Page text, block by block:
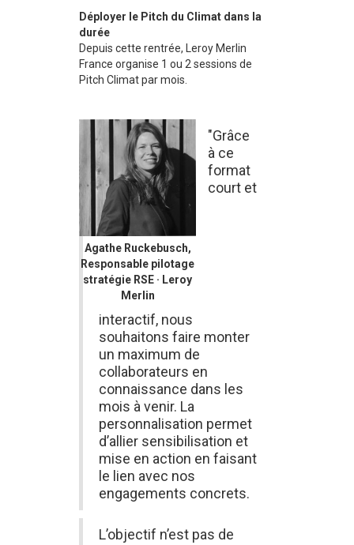
Déployer le Pitch du Climat dans la
durée
Depuis cette rentrée, Leroy Merlin
France organise 1 ou 2 sessions de
Pitch Climat par mois.
Agathe Ruckebusch,
Responsable pilotage
stratégie RSE · Leroy
Merlin
"Grâce
à ce
format
court et
interactif, nous
souhaitons faire monter
un maximum de
collaborateurs en
connaissance dans les
mois à venir. La
personnalisation permet
d’allier sensibilisation et
mise en action en faisant
le lien avec nos
engagements concrets.
L’objectif n’est pas de